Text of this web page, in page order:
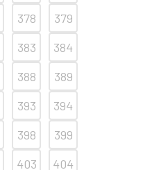
378
379
383
384
388
389
393
394
398
399
403 404